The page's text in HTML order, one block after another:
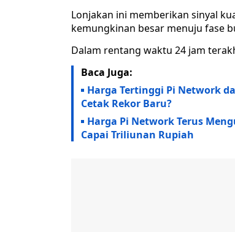
Lonjakan ini memberikan sinyal
kemungkinan besar menuju fase
Dalam rentang waktu 24 jam
Baca Juga:
Harga Tertinggi Pi Network
Cetak Rekor Baru?
Harga Pi Network Terus
Capai Triliunan Rupiah